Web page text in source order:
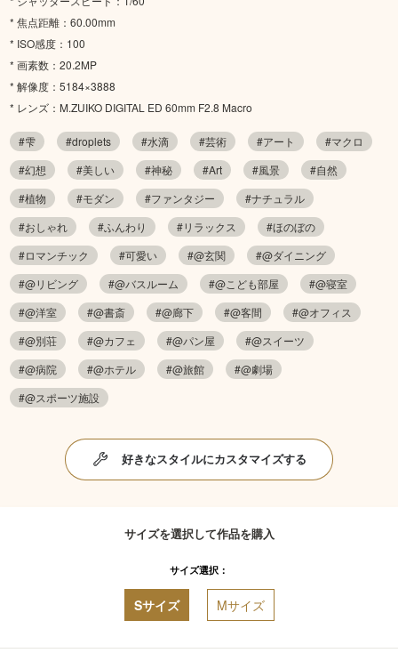
* 焦点距離：60.00mm
* ISO感度：100
* 画素数：20.2MP
* 解像度：5184×3888
* レンズ：M.ZUIKO DIGITAL ED 60mm F2.8 Macro
#雫 #droplets #水滴 #芸術 #アート
#マクロ
#幻想
#美しい #神秘 #Art #風景
#自然
#植物
#モダン #ファンタジー
#ナチュラル
#おしゃれ
#ふんわり #リラックス
#ほのぼの
#ロマンチック
#可愛い #@玄関
#@ダイニング
#@リビング
#@バスルーム #@こども部屋
#@寝室
#@洋室
#@書斎 #@廊下 #@客間
#@オフィス
#@別荘
#@カフェ #@パン屋
#@スイーツ
#@病院
#@ホテル #@旅館
#@劇場
#@スポーツ施設
好きなスタイルにカスタマイズする
サイズを選択して作品を購入
サイズ選択：
Sサイズ Mサイズ